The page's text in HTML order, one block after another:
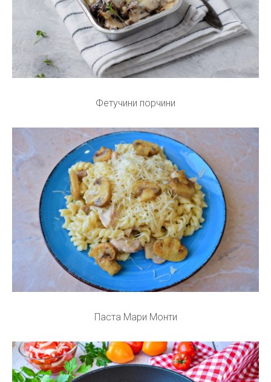
Фетучини порчини
Паста Мари Монти